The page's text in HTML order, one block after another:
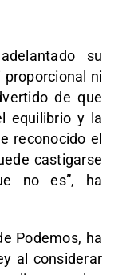
su
proporcional ni
de que
equilibrio y la
reconocido el
castigarse
no es”, ha
Podemos, ha
al considerar